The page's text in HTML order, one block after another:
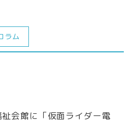
ラム
会館に「仮面ライダー電